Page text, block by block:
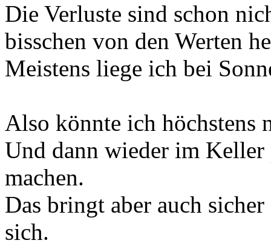
Die Verluste sind schon
bisschen von den Werten
Meistens liege ich bei
Also könnte ich höchstens
Und dann wieder im
machen.
Das bringt aber auch
sich.